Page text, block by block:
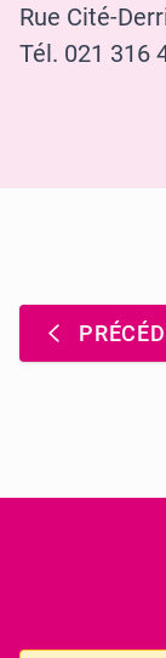
Rue Cité-
Tél. 021 316